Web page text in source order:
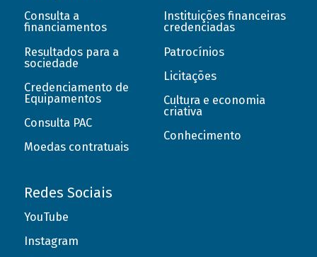
Consulta a
financiamentos
Resultados para a
sociedade
Credenciamento de
Equipamentos
Consulta PAC
Moedas contratuais
Instituições financeiras
credenciadas
Patrocínios
Licitações
Cultura e economia
criativa
Conhecimento
Redes Sociais
YouTube
Instagram